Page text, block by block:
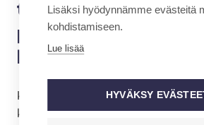
työkäytäntöjä
parempia palveluja
kuntalaisille
Kuinka tuottaa entistä
kuntalaisille? Kuinka kehittää
Lisäksi hyödynnämme evästeitä
kohdistamiseen.
Lue lisää
HYVÄKSY